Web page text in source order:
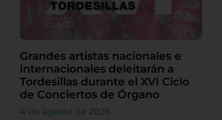
Grandes artistas nacionales e
internacionales deleitarán a
Tordesillas durante el XVI Ciclo
de Conciertos de Órgano
4 de agosto de 2026